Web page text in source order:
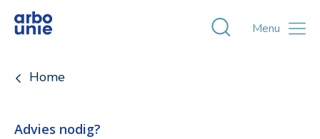
Toggle
Menu
Home
Advies nodig?